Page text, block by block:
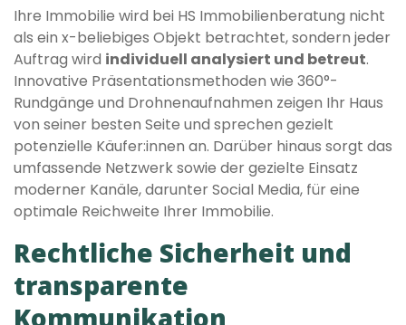
Ihre Immobilie wird bei HS Immobilienberatung nicht
als ein x-beliebiges Objekt betrachtet, sondern jeder
Auftrag wird individuell analysiert und betreut.
Innovative Präsentationsmethoden wie 360°-
Rundgänge und Drohnenaufnahmen zeigen Ihr Haus
von seiner besten Seite und sprechen gezielt
potenzielle Käufer:innen an. Darüber hinaus sorgt das
umfassende Netzwerk sowie der gezielte Einsatz
moderner Kanäle, darunter Social Media, für eine
optimale Reichweite Ihrer Immobilie.
Rechtliche Sicherheit und
transparente
Kommunikation